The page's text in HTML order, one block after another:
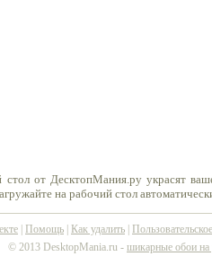
от ДесктопМания.ру украсят
на рабочий стол
Помощь Как удалить
© 2013 DesktopMania.ru - шикарные обои на